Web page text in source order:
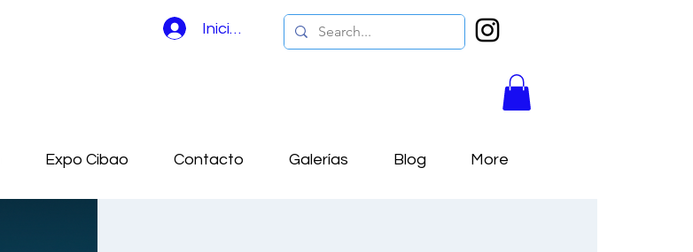
Iniciar sesión
Expo Cibao Contacto Galerías Blog More